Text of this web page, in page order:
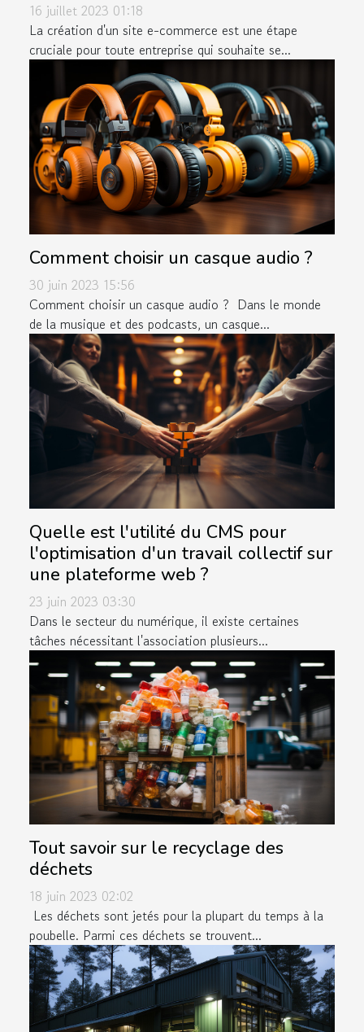
16 juillet 2023 01:18
La création d'un site e-commerce est une étape
cruciale pour toute entreprise qui souhaite se...
Comment choisir un casque audio ?
30 juin 2023 15:56
Comment choisir un casque audio ? Dans le monde
de la musique et des podcasts, un casque...
Quelle est l'utilité du CMS pour
l'optimisation d'un travail collectif sur
une plateforme web ?
23 juin 2023 03:30
Dans le secteur du numérique, il existe certaines
tâches nécessitant l'association plusieurs...
Tout savoir sur le recyclage des
déchets
18 juin 2023 02:02
Les déchets sont jetés pour la plupart du temps à la
poubelle. Parmi ces déchets se trouvent...